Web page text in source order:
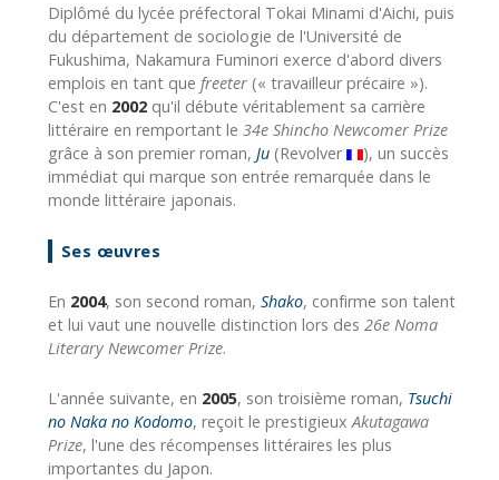
Diplômé du lycée préfectoral Tokai Minami d'Aichi, puis
du département de sociologie de l'Université de
Fukushima, Nakamura Fuminori exerce d'abord divers
emplois en tant que freeter (« travailleur précaire »).
C'est en 2002 qu'il débute véritablement sa carrière
littéraire en remportant le 34e Shincho Newcomer Prize
grâce à son premier roman, Ju (Revolver
), un succès
immédiat qui marque son entrée remarquée dans le
monde littéraire japonais.
Ses œuvres
En 2004, son second roman, Shako, confirme son talent
et lui vaut une nouvelle distinction lors des 26e Noma
Literary Newcomer Prize.
L'année suivante, en 2005, son troisième roman, Tsuchi
no Naka no Kodomo, reçoit le prestigieuxAkutagawa
Prize, l'une des récompenses littéraires les plus
importantes du Japon.